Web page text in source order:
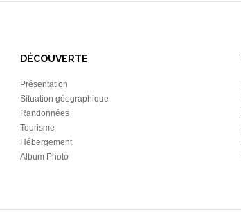
DÉCOUVERTE
Présentation
Situation géographique
Randonnées
Tourisme
Hébergement
Album Photo